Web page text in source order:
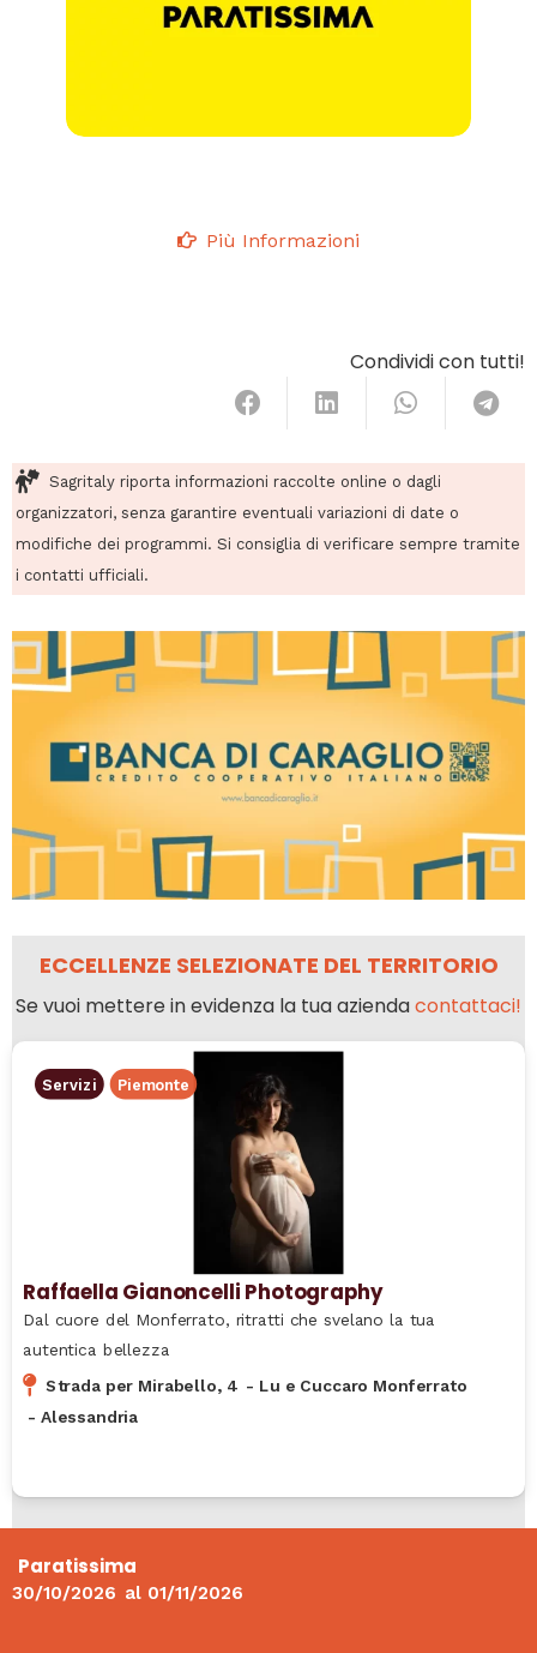
Più Informazioni
Condividi con tutti!
Sagritaly riporta informazioni raccolte online o dagli
organizzatori, senza garantire eventuali variazioni di date o
modifiche dei programmi. Si consiglia di verificare sempre tramite
i contatti ufficiali.
ECCELLENZE SELEZIONATE DEL TERRITORIO
Se vuoi mettere in evidenza la tua aziendacontattaci!
Servizi Piemonte
Raffaella Gianoncelli Photography
Dal cuore del Monferrato, ritratti che svelano la tua
autentica bellezza
Strada per Mirabello, 4 - Lu e Cuccaro Monferrato
- Alessandria
Paratissima
30/10/2026 al 01/11/2026